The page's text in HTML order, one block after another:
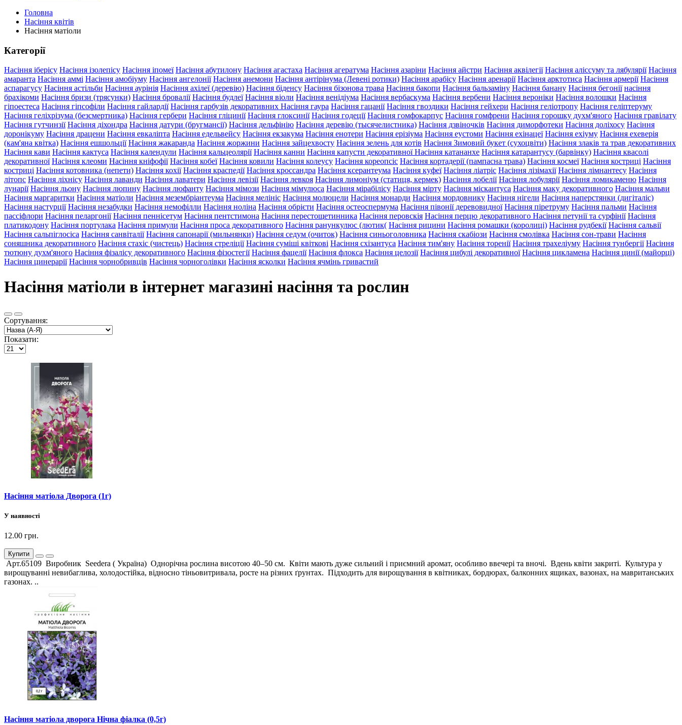
Головна
Насіння квітів
Насіння матіоли
Категорії
Насіння іберісу Насіння ізолепісу Насіння іпомеї Насіння абутилону Насіння агастаха Насіння агератума Насіння азаріни Насіння айстри Насіння аквілегії Насіння аліссуму та лябулярії Насіння
амаранта Насіння аммі Насіння амобіуму Насіння ангелонії Насіння анемони Насіння антірінума (Левені ротики) Насіння арабісу Насіння аренарії Насіння арктотиса Насіння армерії Насіння
аспарагусу Насіння астільби Насіння аурінія Насіння ахілеї (деревію) Насіння біденсу Насіння бізонова трава Насіння бакопи Насіння бальзаміну Насіння банану Насіння бегонії насіння
брахікоми Насіння бризи (трясунки) Насіння бровалії Насіння будлеї Насіння віоли Насіння венідіума Насіння вербаскума Насіння вербени Насіння вероніки Насіння волошки Насіння
гіпоестеса Насіння гіпсофіли Насіння гайлардії Насіння гарбузів декоративних Насіння гаура Насіння гацанії Насіння гвоздики Насіння гейхери Насіння геліотропу Насіння геліптеруму
Насіння геліхрізума (безсмертника) Насіння гербери Насіння гліцинії Насіння глоксинії Насіння годеції Насіння гомфокарпус Насіння гомфрени Насіння горошку духм'яного Насіння гравілату
Насіння гутчинзії Насіння діхондра Насіння датури (бругмансії) Насіння дельфінію Насіння деревію (тысячелистника) Насіння дзвіночків Насіння диморфотеки Насіння доліхосу Насіння
доронікуму Насіння драцени Насіння евкаліпта Насіння едельвейсу Насіння екзакума Насіння енотери Насіння ерізіума Насіння еустоми Насіння ехінацеї Насіння ехіуму Насіння ехеверія
(кам'яна квітка) Насіння ешшольції Насіння жакаранда Насіння жоржини Насіння зайцехвосту Насіння зелень для котів Насіння Зимовий букет (сухоцвіти) Насіння злаків та трав декоративних
Насіння кави Насіння кактуса Насіння календули Насіння кальцеолярії Насіння канни Насіння капусти декоративноїНасіння катананхе Насіння катарантусу (барвінку) Насіння квасолі
декоративної Насіння клеоми Насіння кніфофії Насіння кобеї Насіння ковили Насіння колеусу Насіння кореопсіс Насіння кортадерії (пампасна трава) Насіння космеї Насіння костриці Насіння
костриці Насіння котовника (непети) Насіння кохії Насіння краспедії Насіння кроссандра Насіння ксерантеума Насіння куфеї Насіння ліатріс Насіння лізімахії Насіння лімнантесу Насіння
літопс Насіння ліхнісу Насіння лаванди Насіння лаватери Насіння левізії Насіння левкоя Насіння лимоніум (статиця, кермек) Насіння лобелії Насіння лобулярії Насіння ломикаменю Насіння
лунарії Насіння льону Насіння люпину Насіння люфанту Насіння мімози Насіння мімулюса Насіння мірабілісу Насіння мірту Насіння міскантуса Насіння маку декоративного Насіння мальви
Насіння маргаритки Насіння матіоли Насіння мезембріантеума Насіння мелініс Насіння молюцели Насіння монарди Насіння мордовнику Насіння нігели Насіння наперстянки (дигіталіс)
Насіння настурції Насіння незабудки Насіння немофілли Насіння ноліна Насіння обрієти Насіння остеоспермума Насіння півонії деревовидної Насіння піретруму Насіння пальми Насіння
пассіфлори Насіння пеларгонії Насіння пеннісетум Насіння пентстимона Насіння перестощетинника Насіння перовскія Насіння перцю декоративного Насіння петунії та сурфінії Насіння
платикодону Насіння портулака Насіння примули Насіння проса декоративного Насіння ранункулюс (лютик( Насіння рицини Насіння ромашки (королиці) Насіння рудбекії Насіння сальвії
Насіння сальпіглосіса Насіння санвіталії Насіння сапонарії (мильнянки) Насіння седум (очиток) Насіння синьоголовника Насіння скабіози Насіння смолівка Насіння сон-трави Насіння
соняшника декоративного Насіння стахіс (чистець) Насіння стреліції Насіння суміші квіткові Насіння схізантуса Насіння тим'яну Насіння торенії Насіння трахеліуму Насіння тунбергії Насіння
тютюну духм'яного Насіння фізалісу декоративного Насіння фізостегії Насіння фацелії Насіння флокса Насіння целозії Насіння цибулі декоративної Насіння цикламена Насіння цинії (майорці)
Насіння цинерарії Насіння чорнобривців Насіння чорноголівки Насіння ясколки Насіння ячмінь гривастий
Насіння матіоли в інтернет магазині насіння та рослин
Сортування:
Показати:
Насіння матіола Дворога (1г)
У наявності
12.00 грн.
Купити
Арт.65109 Виробник Seedera ( Україна) Однорічна рослина висотою 40–50 см. Квіти мають дуже сильний і приємний аромат, особливо ввечері та вночі. Вдень квіти закриті. Культура у
вирощуванні невибаглива, холодостійка, відносно тіньовитривала, росте на різних ґрунтах. Підходить для вирощування в квітниках, бордюрах, балконних ящиках, вазонах, на мавританських
газонах. ..
Насіння матіола дворога Нічна фіалка (0,5г)